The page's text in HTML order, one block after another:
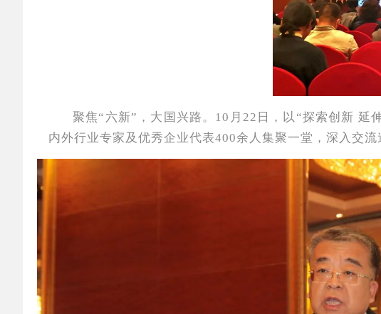
聚焦“六新”，大国兴路。10月22日，以“探索创新 延
内外行业专家及优秀企业代表400余人集聚一堂，深入交